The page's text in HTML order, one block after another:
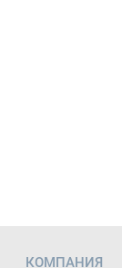
КОМПАНИЯ